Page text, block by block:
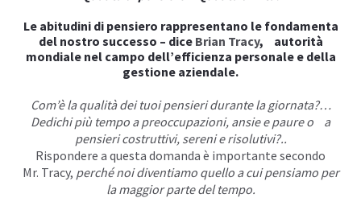
Le abitudini di pensiero rappresentano le fondamenta
del nostro successo – dice Brian Tracy, autorità
mondiale nel campo dell’efficienza personale e della
gestione aziendale.
Com’è la qualità dei tuoi pensieri durante la giornata?…
Dedichi più tempo a preoccupazioni, ansie e paure o a
pensieri costruttivi, sereni e risolutivi?..
Rispondere a questa domanda è importante secondo
Mr. Tracy, perché noi diventiamo quello a cui pensiamo per
la maggior parte del tempo.